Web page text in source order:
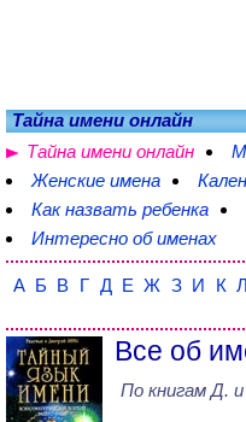
Тайна имени онлайн
Тайна имени онлайн
Женские имена
Как назвать ребенка
Интересно об именах
А Б В Г Д Е Ж З И К Л
Все об
По книгам Д.